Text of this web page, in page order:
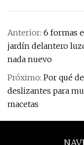
Anterior: 6 formas
jardín delantero
nada nuevo
Próximo: Por qué
deslizantes para
macetas